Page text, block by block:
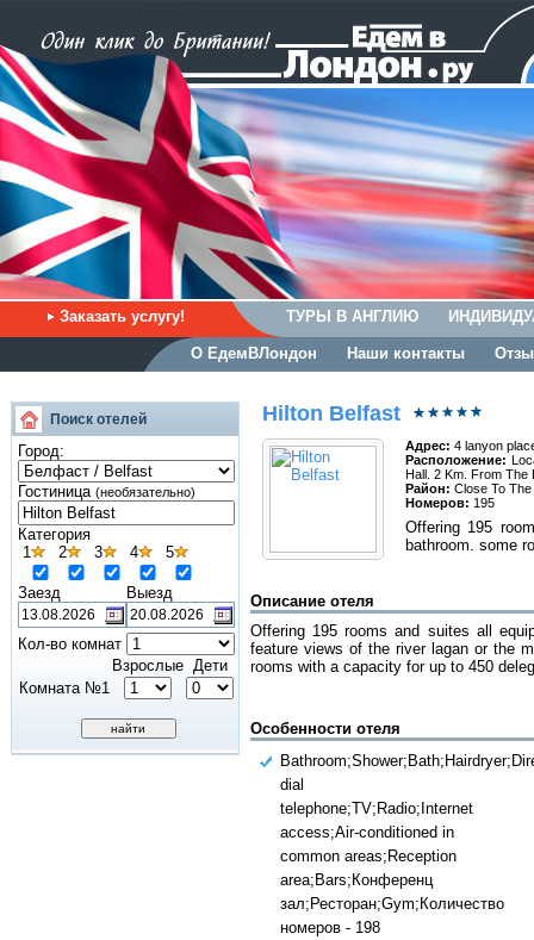
Заказать услугу! ТУРЫ В АНГЛИЮ
О ЕдемВЛондон Наши контакты
Поиск отелей
Город:
Гостиница (необязательно)
Категория
1
2 3 4 5
Заезд Выезд
Кол-во комнат
Взрослые Дети
Комната №1
Hilton Belfast
Адрес: 4 lanyon
Расположение:
Hall. 2 Km. From The
Район: Close To
Номеров: 195
Offering 195
bathroom. some
Описание отеля
Offering 195 rooms and suites all
feature views of the river lagan or the
rooms with a capacity for up to 450
Особенности отеля
dial
telephone;TV;Radio;Internet
access;Air-conditioned in
common areas;Reception
area;Bars;Конференц
зал;Ресторан;Gym;Количество
номеров - 198